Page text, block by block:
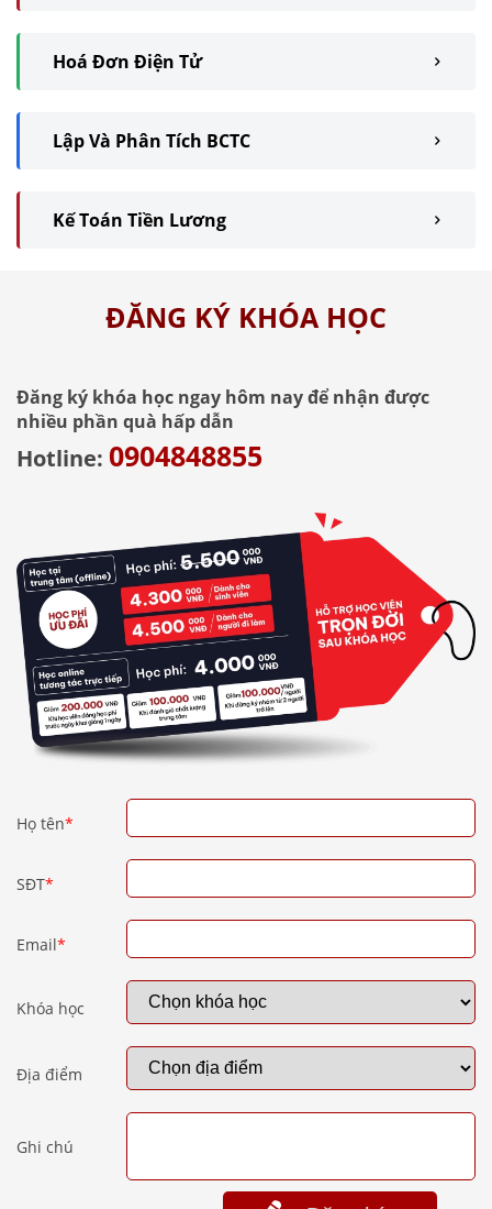
Hoá Đơn Điện Tử
Lập Và Phân Tích BCTC
Kế Toán Tiền Lương
ĐĂNG KÝ KHÓA HỌC
Đăng ký khóa học ngay hôm nay để nhận được
nhiều phần quà hấp dẫn
Hotline: 0904848855
Họ tên*
SĐT*
Email*
Khóa học
Địa điểm
Ghi chú